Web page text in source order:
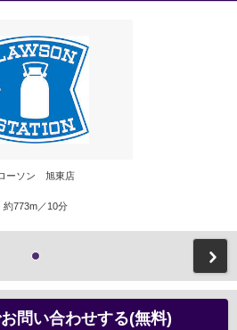
ーソン 旭東店
約773m／10分
問い合わせする(無料)